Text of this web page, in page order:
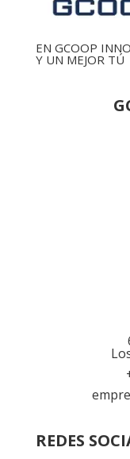
EN GCOOP
Y UN MEJOR TÚ
REDES